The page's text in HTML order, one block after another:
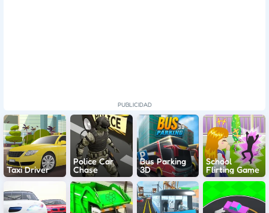
Taxi Driver
Police Car
Chase
Bus Parking
3D
School
Flirting Game